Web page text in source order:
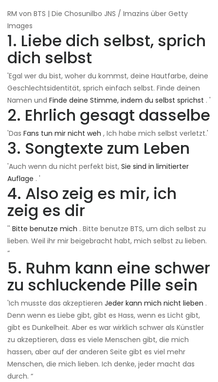
RM von BTS | Die Chosunilbo JNS / Imazins über Getty
Images
1. Liebe dich selbst, sprich
dich selbst
'Egal wer du bist, woher du kommst, deine Hautfarbe, deine
Geschlechtsidentität, sprich einfach selbst. Finde deinen
Namen und Finde deine Stimme, indem du selbst sprichst . '
2. Ehrlich gesagt dasselbe
'Das Fans tun mir nicht weh , Ich habe mich selbst verletzt.'
3. Songtexte zum Leben
'Auch wenn du nicht perfekt bist, Sie sind in limitierter
Auflage . '
4. Also zeig es mir, ich
zeig es dir
'' Bitte benutze mich . Bitte benutze BTS, um dich selbst zu
lieben. Weil ihr mir beigebracht habt, mich selbst zu lieben.
“
5. Ruhm kann eine schwer
zu schluckende Pille sein
'Ich musste das akzeptieren Jeder kann mich nicht lieben .
Denn wenn es Liebe gibt, gibt es Hass, wenn es Licht gibt,
gibt es Dunkelheit. Aber es war wirklich schwer als Künstler
zu akzeptieren, dass es viele Menschen gibt, die mich
hassen, aber auf der anderen Seite gibt es viel mehr
Menschen, die mich lieben. Ich denke, jeder macht das
durch. “